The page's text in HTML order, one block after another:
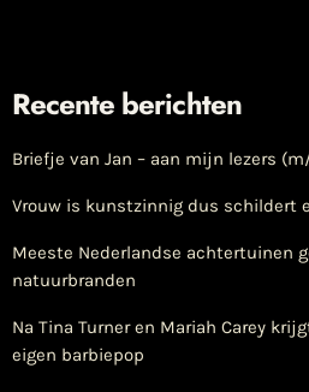
Recente berichten
Briefje van Jan – aan mijn lezers
Vrouw is kunstzinnig dus schildert
Meeste Nederlandse achtertuinen
natuurbranden
Na Tina Turner en Mariah Carey
eigen barbiepop